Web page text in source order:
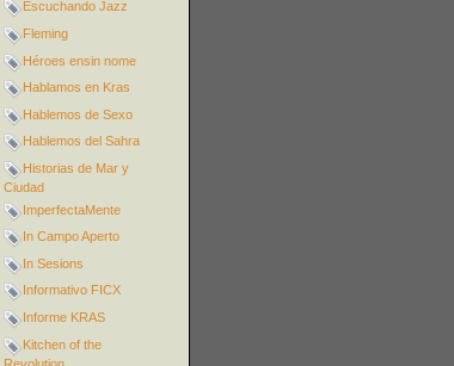
Escuchando Jazz
Fleming
Héroes ensin nome
Hablamos en Kras
Hablemos de Sexo
Hablemos del Sahra
Historias de Mar y
Ciudad
ImperfectaMente
In Campo Aperto
In Sesions
Informativo FICX
Informe KRAS
Kitchen of the
Revolution